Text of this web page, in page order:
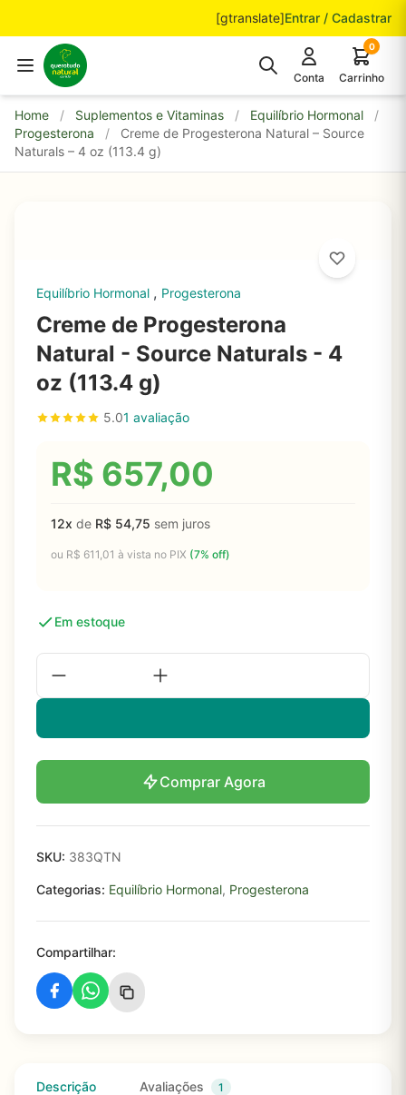
[gtranslate]Entrar / Cadastrar
Conta
0
Carrinho
Home / Suplementos e Vitaminas / Equilíbrio Hormonal
/
Progesterona
/
Creme de Progesterona Natural – Source
Naturals – 4 oz (113.4 g)
Equilíbrio Hormonal , Progesterona
Creme de Progesterona
Natural - Source Naturals - 4
oz (113.4 g)
5.01 avaliação
R$ 657,00
12x de R$ 54,75 sem juros
ou R$ 611,01 à vista no PIX (7% off)
Em estoque
Comprar Agora
SKU: 383QTN
Categorias: Equilíbrio Hormonal, Progesterona
Compartilhar:
Descrição Avaliações 1